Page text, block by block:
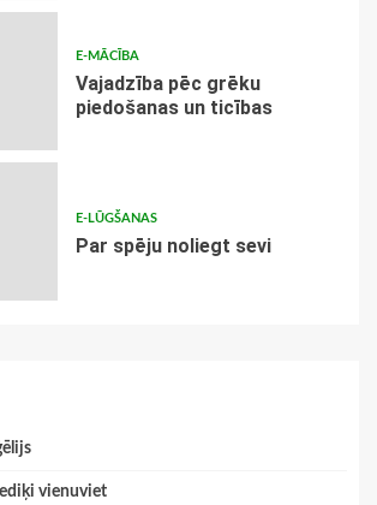
E-MĀCĪBA
Vajadzība pēc grēku
piedošanas un ticības
E-LŪGŠANAS
Par spēju noliegt sevi
vienuviet